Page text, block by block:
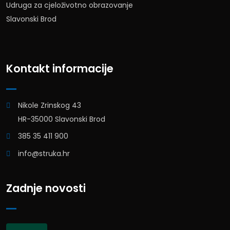
Udruga za cjeloživotno obrazovanje
Slavonski Brod
Kontakt informacije
Nikole Zrinskog 43
HR-35000 Slavonski Brod
385 35 411 900
info@struka.hr
Zadnje novosti